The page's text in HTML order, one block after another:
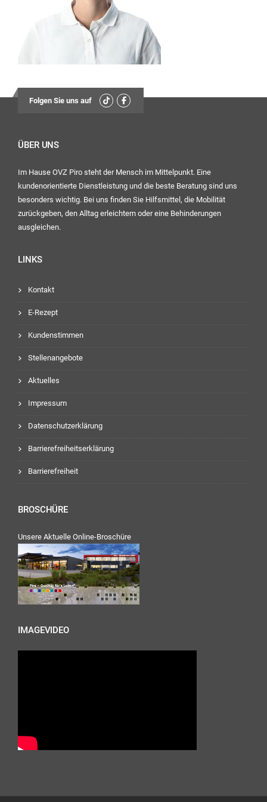
Folgen Sie uns auf
ÜBER UNS
Im Hause OVZ Piro steht der Mensch im Mittelpunkt. Eine
kundenorientierte Dienstleistung und die beste Beratung sind uns
besonders wichtig. Bei uns finden Sie Hilfsmittel, die Mobilität
zurückgeben, den Alltag erleichtern oder eine Behinderungen
ausgleichen.
LINKS
Kontakt
E-Rezept
Kundenstimmen
Stellenangebote
Aktuelles
Impressum
Datenschutzerklärung
Barrierefreiheitserklärung
Barrierefreiheit
BROSCHÜRE
Unsere Aktuelle Online-Broschüre
IMAGEVIDEO
13:30
Uhr – 17:00 Uhr
Mittwoch:
geschlossen
08:00
Uhr – 12:30 Uhr